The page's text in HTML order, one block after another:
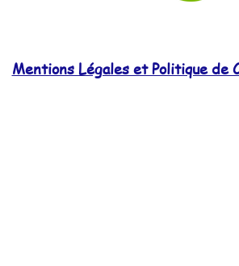
Mentions Légales et Politique de